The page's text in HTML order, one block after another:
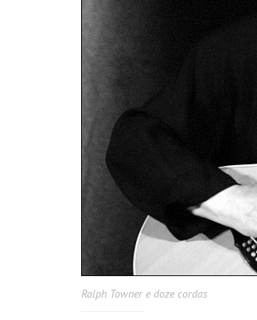
Ralph Towner e doze cordas